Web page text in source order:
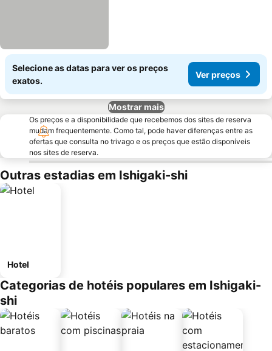
Selecione as datas para ver os preços
exatos.
Ver preços
Mostrar mais
Os preços e a disponibilidade que recebemos dos sites de reserva
mudam frequentemente. Como tal, pode haver diferenças entre as
ofertas que consulta no trivago e os preços que estão disponíveis
nos sites de reserva.
Outras estadias em Ishigaki-shi
Hotel
Categorias de hotéis populares em Ishigaki-
shi